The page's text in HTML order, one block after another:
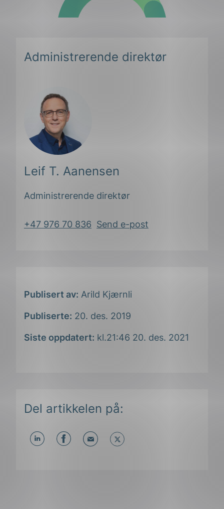
Administrerende direktør
Leif T. Aanensen
Administrerende direktør
+47 976 70 836 Send e-post
Publisert av: Arild Kjærnli
Publiserte: 20. des. 2019
Siste oppdatert: kl.21:46 20. des. 2021
Del artikkelen på: